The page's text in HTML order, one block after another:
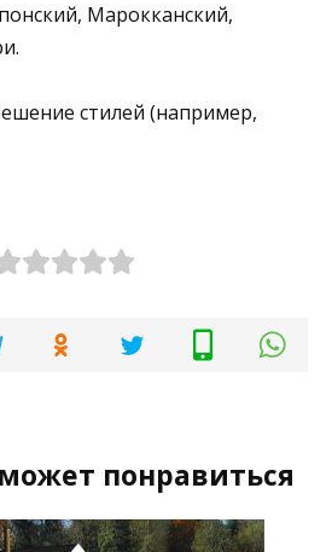
Марокканский,
стилей (например,
понравиться